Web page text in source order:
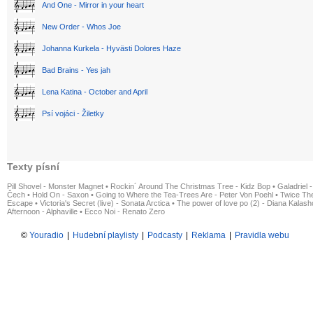
And One - Mirror in your heart
New Order - Whos Joe
Johanna Kurkela - Hyvästi Dolores Haze
Bad Brains - Yes jah
Lena Katina - October and April
Psí vojáci - Žiletky
Texty písní
Pill Shovel - Monster Magnet • Rockin´ Around The Christmas Tree - Kidz Bop • Galadriel
Čech • Hold On - Saxon • Going to Where the Tea-Trees Are - Peter Von Poehl • Twice
Escape • Victoria's Secret (live) - Sonata Arctica • The power of love po (2) - Diana
Afternoon - Alphaville • Ecco Noi - Renato Zero
© Youradio Hudební playlisty Podcasty Reklama Pravidla webu